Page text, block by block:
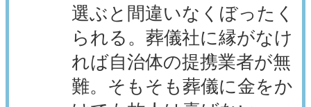
選ぶと間違いなくぼったく
られる。葬儀社に縁がなけ
れば自治体の提携業者が無
難。そもそも葬儀に金をか